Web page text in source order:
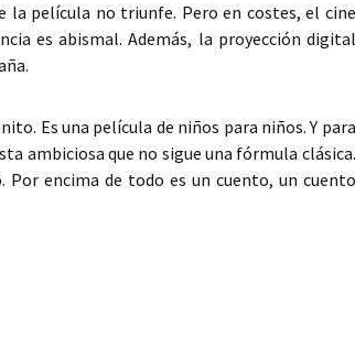
la película no triunfe. Pero en costes, el cine
es abismal. Además, la proyección digital
Es una película de niños para niños. Y para
ambiciosa que no sigue una fórmula clásica.
Por encima de todo es un cuento, un cuento